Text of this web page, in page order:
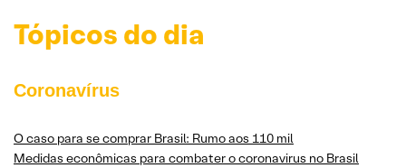
Tópicos do dia
Coronavírus
O caso para se comprar Brasil: Rumo aos 110 mil
Medidas econômicas para combater o coronavirus no Brasil